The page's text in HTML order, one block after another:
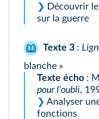
❯ Découvrir
sur la guerre
Texte 3 :
blanche »
Texte écho :
pour l'oubli,
❯ Analyser
fonctions